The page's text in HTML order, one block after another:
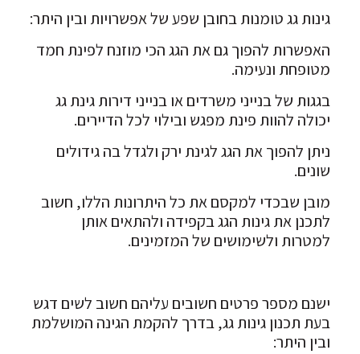
גינות גג טומנות בחובן שפע של אפשרויות ובין היתר:
האפשרות להפוך גם את הגג הכי מוזנח לפינת חמד
מטופחת ונעימה.
בגגות של בנייני משרדים או בנייני דירות גינת גג
יכולה להוות פינת מפגש ובילוי לכל הדיירים.
ניתן להפוך את הגג לגינת ירק ולגדל בה גידולים
שונים.
מובן שבכדי למקסם את כל היתרונות הללו, חשוב
לתכנן את גינות הגג בקפידה ולהתאים אותן
למטרות ולשימושים של המזמינים.
ישנם מספר פרטים חשובים עליהם חשוב לשים דגש
בעת תכנון גינות גג, בדרך להקמת הגינה המושלמת
ובין היתר: